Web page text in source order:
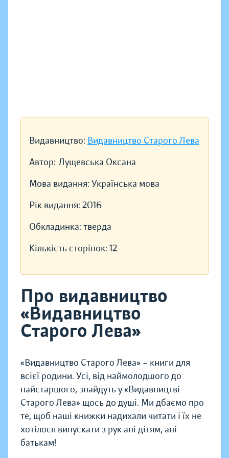
Видавництво: Видавництво Старого Лева
Автор: Лущевська Оксана
Мова видання: Українська мова
Рік видання: 2016
Обкладинка: тверда
Кількість сторінок: 12
Про видавництво
«Видавництво
Старого Лева»
«Видавництво Старого Лева» – книги для
всієї родини. Усі, від наймолодшого до
найстаршого, знайдуть у «Видавництві
Старого Лева» щось до душі. Ми дбаємо про
те, щоб наші книжки надихали читати і їх не
хотілося випускати з рук ані дітям, ані
батькам!